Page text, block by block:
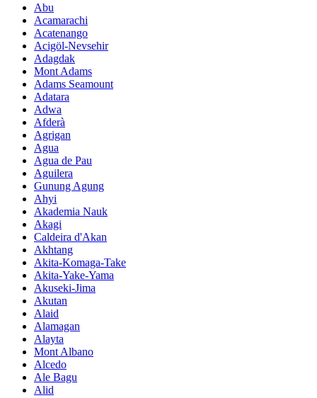
Abu
Acamarachi
Acatenango
Acigöl-Nevsehir
Adagdak
Mont Adams
Adams Seamount
Adatara
Adwa
Afderà
Agrigan
Agua
Agua de Pau
Aguilera
Gunung Agung
Ahyi
Akademia Nauk
Akagi
Caldeira d'Akan
Akhtang
Akita-Komaga-Take
Akita-Yake-Yama
Akuseki-Jima
Akutan
Alaid
Alamagan
Alayta
Mont Albano
Alcedo
Ale Bagu
Alid